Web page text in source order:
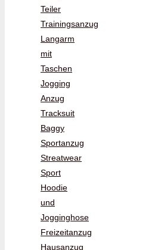
Teiler
Trainingsanzug
Langarm
mit
Taschen
Jogging
Anzug
Tracksuit
Baggy
Sportanzug
Streatwear
Sport
Hoodie
und
Jogginghose
Freizeitanzug
Hausanzug